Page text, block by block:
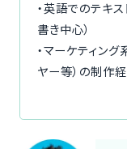
・英語でのテキ
書き中心）
・マーケティング
ヤー等）の制作